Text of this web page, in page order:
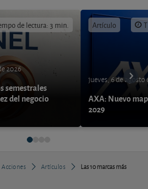
de lectura: 3 min.
2026
semestrales
del negocio
Artículo
jueves, 6 de agosto
AXA: Nuevo
2029
Acciones Artículos
Las 10 marcas más